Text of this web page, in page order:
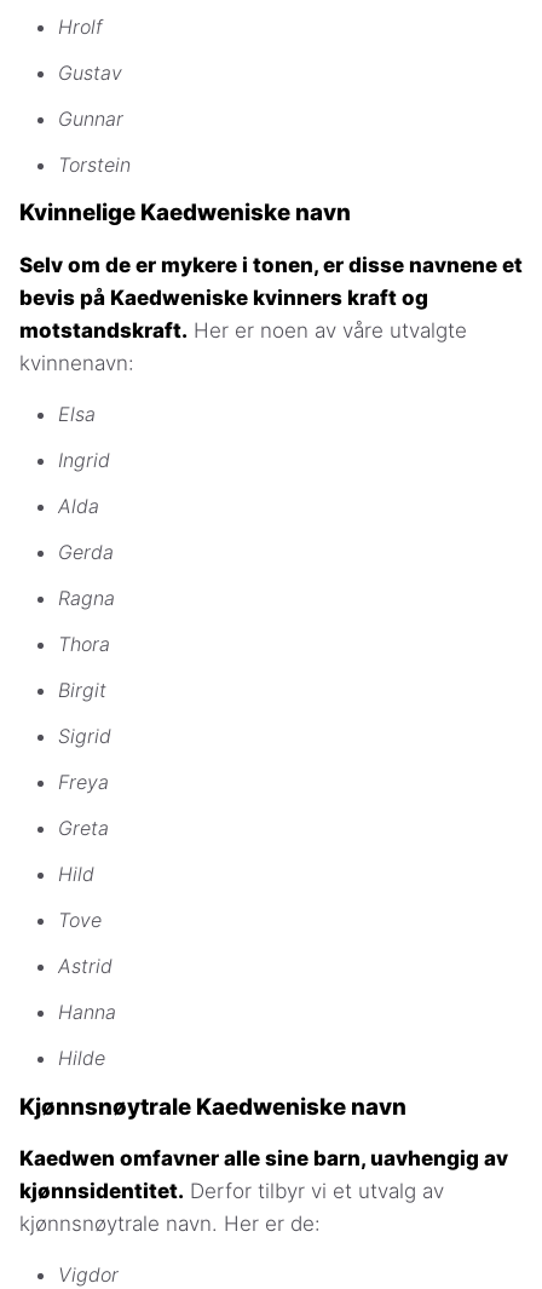
Hrolf
Gustav
Gunnar
Torstein
Kvinnelige Kaedweniske navn
Selv om de er mykere i tonen, er disse navnene et
bevis på Kaedweniske kvinners kraft og
motstandskraft. Her er noen av våre utvalgte
kvinnenavn:
Elsa
Ingrid
Alda
Gerda
Ragna
Thora
Birgit
Sigrid
Freya
Greta
Hild
Tove
Astrid
Hanna
Hilde
Kjønnsnøytrale Kaedweniske navn
Kaedwen omfavner alle sine barn, uavhengig av
kjønnsidentitet. Derfor tilbyr vi et utvalg av
kjønnsnøytrale navn. Her er de:
Vigdor